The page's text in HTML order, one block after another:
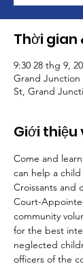
Thời gian
9:30 28 thg 9,
Grand Junction
St, Grand
Giới thiệu
Come and
can help a
Croissants and
Court-
community
for the best
neglected
officers of the